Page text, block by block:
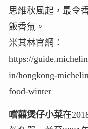
思維秋風起，最令
飯香氣。
米其林官網：
https://
in/hongkong-
food-winter
嚐囍煲仔小菜在